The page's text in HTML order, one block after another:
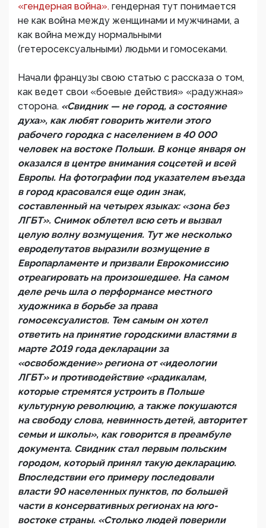
«гендерная война». гендерная тут понимается
не как война между женщинами и мужчинами, а
как война между нормальными
(гетеросексуальными) людьми и гомосеками.
Начали французы свою статью с рассказа о том,
как ведет свои «боевые действия» «радужная»
сторона. «Свидник — не город, а состояние
духа», как любят говорить жители этого
рабочего городка с населением в 40 000
человек на востоке Польши. В конце января он
оказался в центре внимания соцсетей и всей
Европы. На фотографии под указателем въезда
в город красовался еще один знак,
составленный на четырех языках: «зона без
ЛГБТ». Снимок облетел всю сеть и вызвал
целую волну возмущения. Тут же несколько
евродепутатов выразили возмущение в
Европарламенте и призвали Еврокомиссию
отреагировать на произошедшее. На самом
деле речь шла о перформансе местного
художника в борьбе за права
гомосексуалистов. Тем самым он хотел
ответить на принятие городскими властями в
марте 2019 года декларации за
«освобождение» региона от «идеологии
ЛГБТ» и противодействие «радикалам,
которые стремятся устроить в Польше
культурную революцию, а также покушаются
на свободу слова, невинность детей, авторитет
семьи и школы», как говорится в преамбуле
документа. Свидник стал первым польским
городом, который принял такую декларацию.
Впоследствии его примеру последовали
власти 90 населенных пунктов, по большей
части в консервативных регионах на юго-
востоке страны. «Столько людей поверили